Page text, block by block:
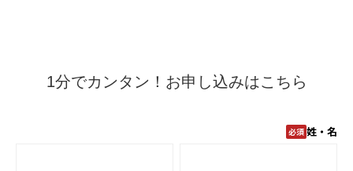
1分でカンタン！お申し込みはこちら
姓・名